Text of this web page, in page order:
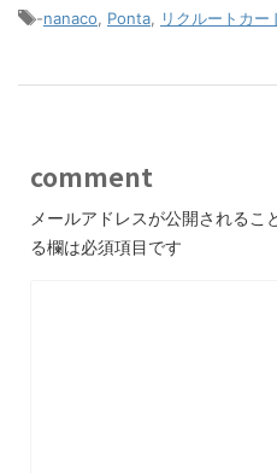
-nanaco Ponta リクルートカー
comment
メールアドレスが公開されるこ
る欄は必須項目です